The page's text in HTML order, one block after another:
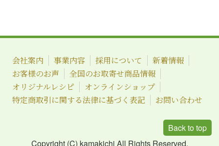
会社案内 事業内容 採用について
新着情報
お客様のお声
全国のお取寄せ商品情報
オリジナルレシピ
オンラインショップ
特定商取引に関する法律に基づく表記
お問い合わせ
Back to top
Copyright (C) kamakichi All Rights Reserved.